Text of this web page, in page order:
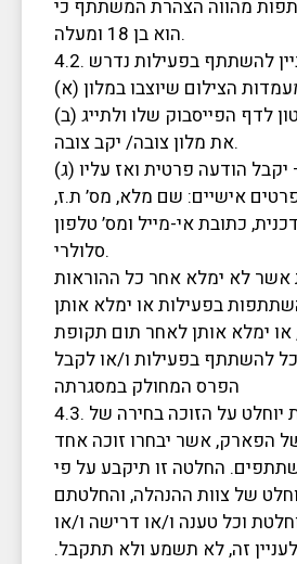
מהווה הצהרת המשתתף כי
הוא בן 18 ומעלה.
(ב) לעלות את הסרטון לדף הפייסבוק שלו ולתייג
את מלון צובה/ יקב צובה.
(ג) במידה ויזכה – יקבל הודעה פרטית ואז עליו
אישיים: שם מלא, מס’ ת.ז,
כתובת אי-מייל ומס’ טלפון
סלולרי.
לא ימלא אחר כל ההוראות
בפעילות או ימלא אותן
או ימלא אותן לאחר תום תקופת
להשתתף בפעילות ו/או לקבל
הפרס המחולק במסגרתה
4.3. בסיום הפעילות יוחלט על הזוכה בחירה של
הפארק, אשר יבחרו זוכה אחד
החלטה זו תיקבע על פי
של צוות ההנהלה, והחלטתם
וכל טענה ו/או דרישה ו/או
זה, לא תשמע ולא תתקבל.